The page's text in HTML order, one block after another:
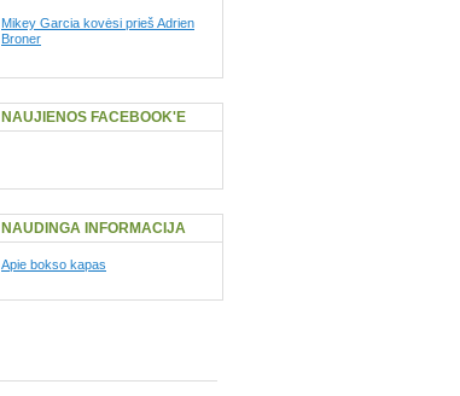
Mikey Garcia kovėsi prieš Adrien
Broner
NAUJIENOS FACEBOOK'E
NAUDINGA INFORMACIJA
Apie bokso kapas